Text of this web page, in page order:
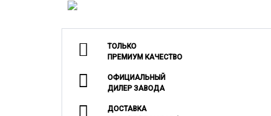
ТОЛЬКО
ПРЕМИУМ КАЧЕСТВО
ОФИЦИАЛЬНЫЙ
ДИЛЕР ЗАВОДА
ДОСТАВКА